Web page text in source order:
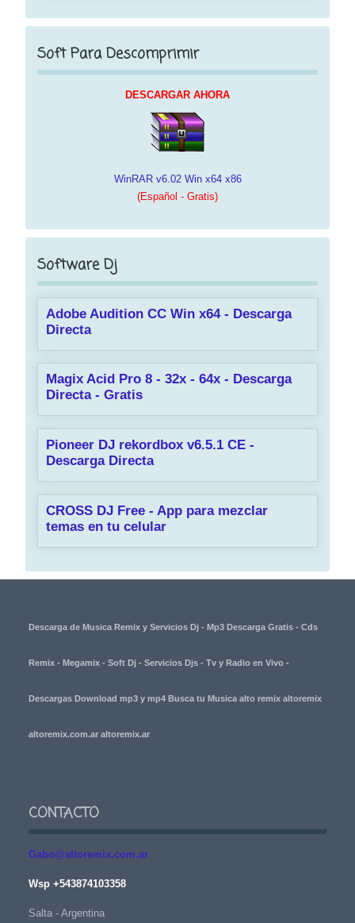
Soft Para Descomprimir
DESCARGAR AHORA
WinRAR v6.02 Win x64 x86
(Español - Gratis)
Software Dj
Adobe Audition CC Win x64 - Descarga
Directa
Magix Acid Pro 8 - 32x - 64x - Descarga
Directa - Gratis
Pioneer DJ rekordbox v6.5.1 CE -
Descarga Directa
CROSS DJ Free - App para mezclar
temas en tu celular
Descarga de Musica Remix y Servicios Dj - Mp3 Descarga Gratis - Cds
Remix - Megamix - Soft Dj - Servicios Djs - Tv y Radio en Vivo -
Descargas Download mp3 y mp4 Busca tu Musica alto remix altoremix
altoremix.com.ar altoremix.ar
CONTACTO
Gabo@altoremix.com.ar
Wsp +543874103358
Salta - Argentina